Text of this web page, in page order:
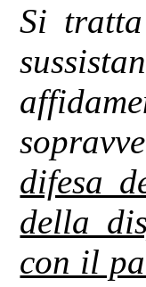
Si
difesa
della
con il